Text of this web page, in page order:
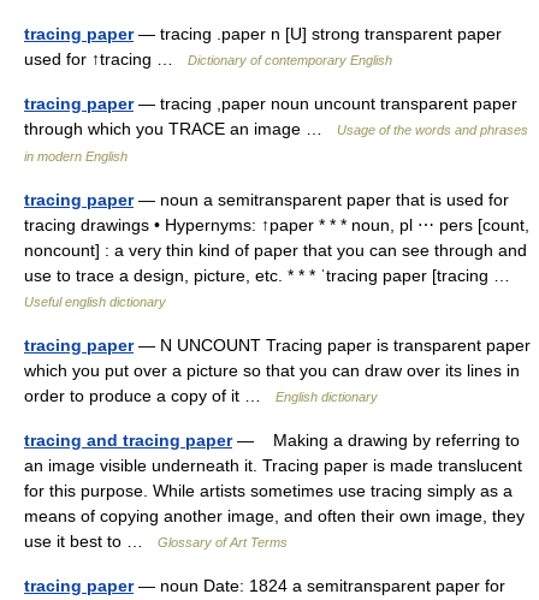
tracing paper— tracing .paper n [U] strong transparent paper
used for ↑tracing …
Dictionary of contemporary English
tracing paper— tracing ,paper noun uncount transparent paper
through which you TRACE an image …
Usage of the words and phrases
in modern English
tracing paper— noun a semitransparent paper that is used for
tracing drawings • Hypernyms: ↑paper * * * noun, pl ⋯ pers [count,
noncount] : a very thin kind of paper that you can see through and
use to trace a design, picture, etc. * * * ˈtracing paper [tracing …
Useful english dictionary
tracing paper— N UNCOUNT Tracing paper is transparent paper
which you put over a picture so that you can draw over its lines in
order to produce a copy of it …
English dictionary
tracing and tracing paper— Making a drawing by referring to
an image visible underneath it. Tracing paper is made translucent
for this purpose. While artists sometimes use tracing simply as a
means of copying another image, and often their own image, they
use it best to …
Glossary of Art Terms
tracing paper— noun Date: 1824 a semitransparent paper for